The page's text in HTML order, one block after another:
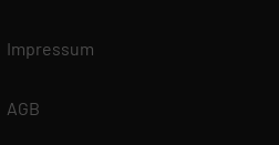
Impressum
AGB